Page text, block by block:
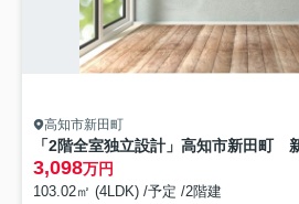
高知市新田町
「2階全室独立設計」高知市新田町
3,098万円
103.02㎡ (4LDK) /予定 /2階建